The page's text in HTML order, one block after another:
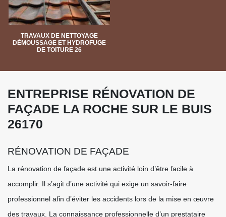
TRAVAUX DE NETTOYAGE
DÉMOUSSAGE ET HYDROFUGE
DE TOITURE 26
ENTREPRISE RÉNOVATION DE
FAÇADE LA ROCHE SUR LE BUIS
26170
RÉNOVATION DE FAÇADE
La rénovation de façade est une activité loin d’être facile à
accomplir. Il s’agit d’une activité qui exige un savoir-faire
professionnel afin d’éviter les accidents lors de la mise en œuvre
des travaux. La connaissance professionnelle d’un prestataire